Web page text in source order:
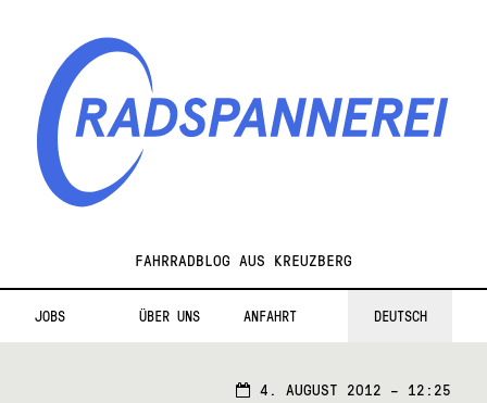
RadspannereiFAHRRADBLOG AUS KREUZBERG
JOBS ÜBER UNS ANFAHRT DEUTSCH
4. AUGUST 2012 – 12:25